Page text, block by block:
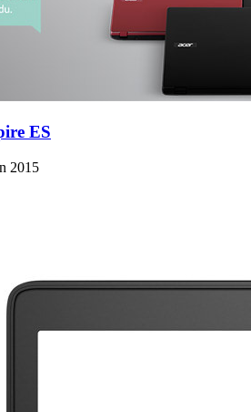
ES
2015